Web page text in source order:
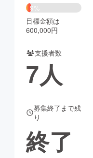
CAMPFIRE Creation
コミュニティ
9%
目標金額は
600,000円
支援者数
7人
募集終了まで残
り
終了